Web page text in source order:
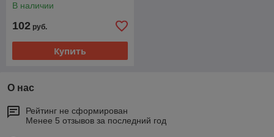
В наличии
102 руб.
Купить
О нас
Рейтинг не сформирован
Менее 5 отзывов за последний год